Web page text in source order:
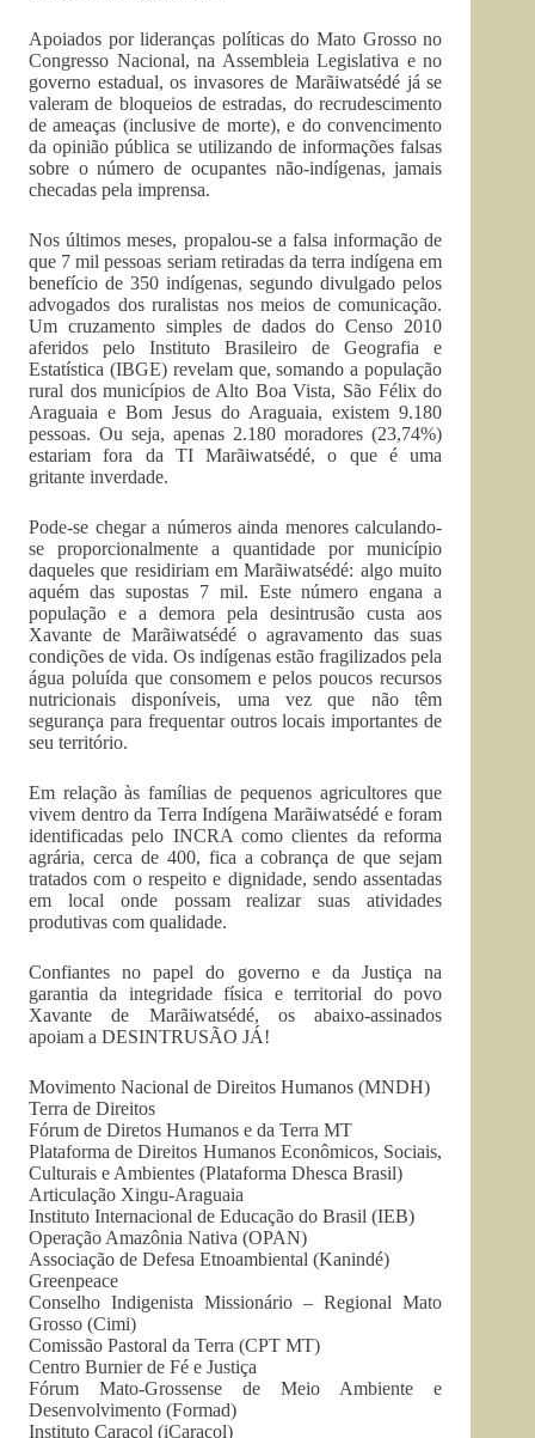
Apoiados por lideranças políticas do Mato Grosso no
Congresso Nacional, na Assembleia Legislativa e no
governo estadual, os invasores de Marãiwatsédé já se
valeram de bloqueios de estradas, do recrudescimento
de ameaças (inclusive de morte), e do convencimento
da opinião pública se utilizando de informações falsas
sobre o número de ocupantes não-indígenas, jamais
checadas pela imprensa.
Nos últimos meses, propalou-se a falsa informação de
que 7 mil pessoas seriam retiradas da terra indígena em
benefício de 350 indígenas, segundo divulgado pelos
advogados dos ruralistas nos meios de comunicação.
Um cruzamento simples de dados do Censo 2010
aferidos pelo Instituto Brasileiro de Geografia e
Estatística (IBGE) revelam que, somando a população
rural dos municípios de Alto Boa Vista, São Félix do
Araguaia e Bom Jesus do Araguaia, existem 9.180
pessoas. Ou seja, apenas 2.180 moradores (23,74%)
estariam fora da TI Marãiwatsédé, o que é uma
gritante inverdade.
Pode-se chegar a números ainda menores calculando-
se proporcionalmente a quantidade por município
daqueles que residiriam em Marãiwatsédé: algo muito
aquém das supostas 7 mil. Este número engana a
população e a demora pela desintrusão custa aos
Xavante de Marãiwatsédé o agravamento das suas
condições de vida. Os indígenas estão fragilizados pela
água poluída que consomem e pelos poucos recursos
nutricionais disponíveis, uma vez que não têm
segurança para frequentar outros locais importantes de
seu território.
Em relação às famílias de pequenos agricultores que
vivem dentro da Terra Indígena Marãiwatsédé e foram
identificadas pelo INCRA como clientes da reforma
agrária, cerca de 400, fica a cobrança de que sejam
tratados com o respeito e dignidade, sendo assentadas
em local onde possam realizar suas atividades
produtivas com qualidade.
Confiantes no papel do governo e da Justiça na
garantia da integridade física e territorial do povo
Xavante de Marãiwatsédé, os abaixo-assinados
apoiam a DESINTRUSÃO JÁ!
Movimento Nacional de Direitos Humanos (MNDH)
Terra de Direitos
Fórum de Diretos Humanos e da Terra MT
Plataforma de Direitos Humanos Econômicos, Sociais,
Culturais e Ambientes (Plataforma Dhesca Brasil)
Articulação Xingu-Araguaia
Instituto Internacional de Educação do Brasil (IEB)
Operação Amazônia Nativa (OPAN)
Associação de Defesa Etnoambiental (Kanindé)
Greenpeace
Conselho Indigenista Missionário – Regional Mato
Grosso (Cimi)
Comissão Pastoral da Terra (CPT MT)
Centro Burnier de Fé e Justiça
Fórum Mato-Grossense de Meio Ambiente e
Desenvolvimento (Formad)
Instituto Caracol (iCaracol)